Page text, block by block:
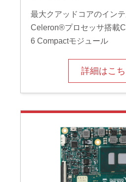
最大クアッドコアのイン
Celeron®プロセッサ搭載
6 Compactモジュール
詳細はこち